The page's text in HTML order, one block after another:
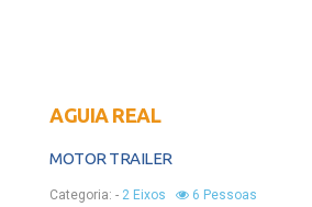
AGUIA REAL
MOTOR TRAILER
Categoria: - 2 Eixos 6 Pessoas